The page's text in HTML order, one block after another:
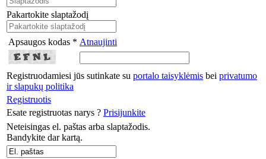
Pakartokite slaptažodį
Apsaugos kodas * Atnaujinti
Registruodamiesi jūs sutinkate su portalo taisyklėmis bei privatumo
ir slapukų politika
Registruotis
Esate registruotas narys ? Prisijunkite
Neteisingas el. paštas arba slaptažodis.
Bandykite dar kartą.